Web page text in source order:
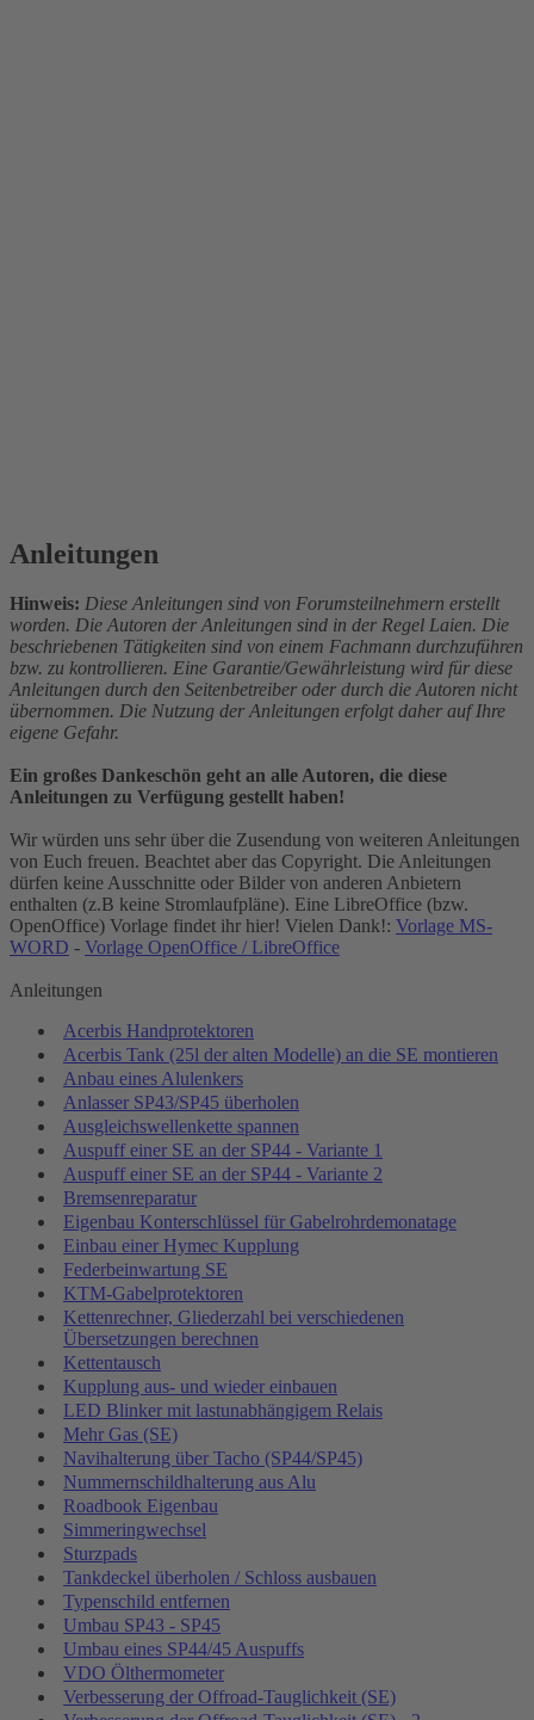
Anleitungen
Hinweis: Diese Anleitungen sind von Forumsteilnehmern erstellt
worden. Die Autoren der Anleitungen sind in der Regel Laien. Die
beschriebenen Tätigkeiten sind von einem Fachmann durchzuführen
bzw. zu kontrollieren. Eine Garantie/Gewährleistung wird für diese
Anleitungen durch den Seitenbetreiber oder durch die Autoren nicht
übernommen. Die Nutzung der Anleitungen erfolgt daher auf Ihre
eigene Gefahr.
Ein großes Dankeschön geht an alle Autoren, die diese
Anleitungen zu Verfügung gestellt haben!
Wir würden uns sehr über die Zusendung von weiteren Anleitungen
von Euch freuen. Beachtet aber das Copyright. Die Anleitungen
dürfen keine Ausschnitte oder Bilder von anderen Anbietern
enthalten (z.B keine Stromlaufpläne). Eine LibreOffice (bzw.
OpenOffice) Vorlage findet ihr hier! Vielen Dank!: Vorlage MS-
WORD - Vorlage OpenOffice / LibreOffice
Anleitungen
Acerbis Handprotektoren
Acerbis Tank (25l der alten Modelle) an die SE montieren
Anbau eines Alulenkers
Anlasser SP43/SP45 überholen
Ausgleichswellenkette spannen
Auspuff einer SE an der SP44 - Variante 1
Auspuff einer SE an der SP44 - Variante 2
Bremsenreparatur
Eigenbau Konterschlüssel für Gabelrohrdemonatage
Einbau einer Hymec Kupplung
Federbeinwartung SE
KTM-Gabelprotektoren
Kettenrechner, Gliederzahl bei verschiedenen
Übersetzungen berechnen
Kettentausch
Kupplung aus- und wieder einbauen
LED Blinker mit lastunabhängigem Relais
Mehr Gas (SE)
Navihalterung über Tacho (SP44/SP45)
Nummernschildhalterung aus Alu
Roadbook Eigenbau
Simmeringwechsel
Sturzpads
Tankdeckel überholen / Schloss ausbauen
Typenschild entfernen
Umbau SP43 - SP45
Umbau eines SP44/45 Auspuffs
VDO Ölthermometer
Verbesserung der Offroad-Tauglichkeit (SE)